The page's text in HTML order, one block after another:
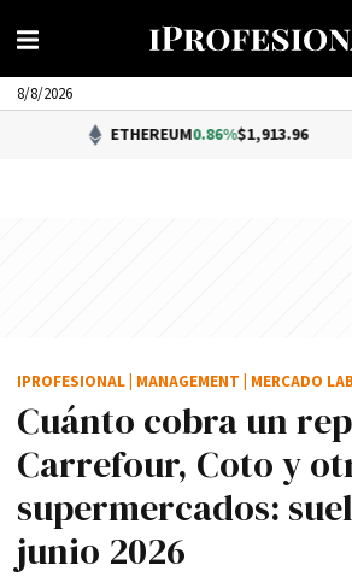
8/8/2026
ETHEREUM0.86%$1,913.96
Cuánto cobra un
Carrefour, Coto y
supermercados:
junio 2026
IPROFESIONAL MANAGEMENT MERCADO